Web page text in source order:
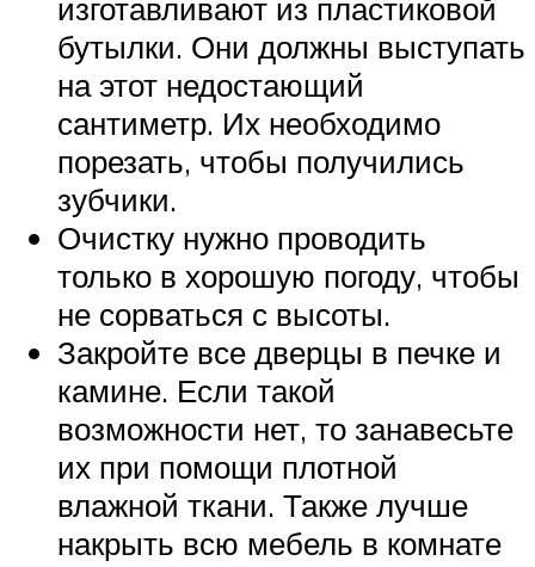
изготавливают из пластиковой
бутылки. Они должны выступать
на этот недостающий
сантиметр. Их необходимо
порезать, чтобы получились
зубчики.
Очистку нужно проводить
только в хорошую погоду, чтобы
не сорваться с высоты.
Закройте все дверцы в печке и
камине. Если такой
возможности нет, то занавесьте
их при помощи плотной
влажной ткани. Также лучше
накрыть всю мебель в комнате